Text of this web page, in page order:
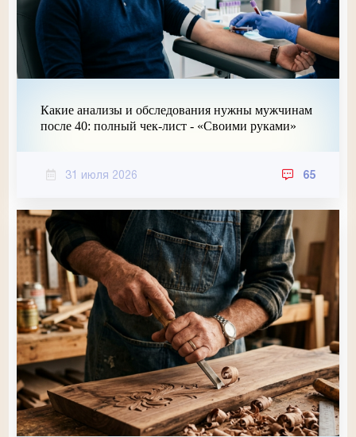
Какие анализы и обследования нужны мужчинам
после 40: полный чек-лист - «Своими руками»
31 июля 2026 65